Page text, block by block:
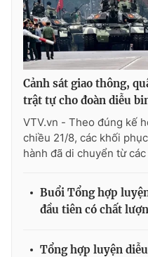
Cảnh sát giao thông,
trật tự cho đoàn diễu
VTV.vn - Theo đúng kế
chiều 21/8, các khối
hành đã di chuyển từ
Buổi Tổng hợp
đầu tiên có chất
Tổng hợp luyện